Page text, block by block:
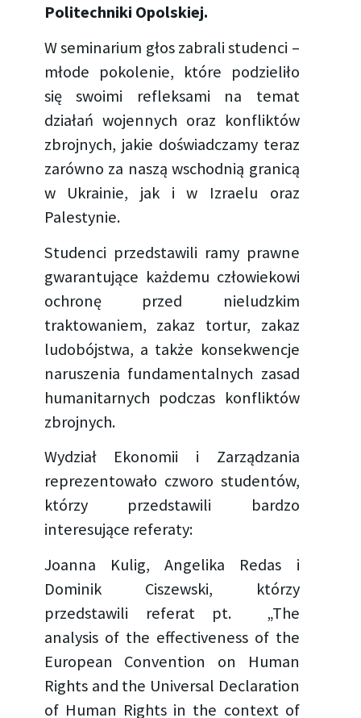
Politechniki Opolskiej.
W seminarium głos zabrali studenci –
młode pokolenie, które podzieliło
się swoimi refleksami na temat
działań wojennych oraz konfliktów
zbrojnych, jakie doświadczamy teraz
zarówno za naszą wschodnią granicą
w Ukrainie, jak i w Izraelu oraz
Palestynie.
Studenci przedstawili ramy prawne
gwarantujące każdemu człowiekowi
ochronę przed nieludzkim
traktowaniem, zakaz tortur, zakaz
ludobójstwa, a także konsekwencje
naruszenia fundamentalnych zasad
humanitarnych podczas konfliktów
zbrojnych.
Wydział Ekonomii i Zarządzania
reprezentowało czworo studentów,
którzy przedstawili bardzo
interesujące referaty:
Joanna Kulig, Angelika Redas i
Dominik Ciszewski, którzy
przedstawili referat pt. „The
analysis of the effectiveness of the
European Convention on Human
Rights and the Universal Declaration
of Human Rights in the context of